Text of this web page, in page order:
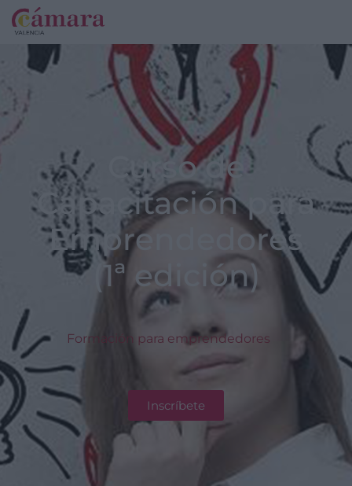
Curso de
Capacitación para
Emprendedores
(1ª edición)
Formación para emprendedores
Inscríbete